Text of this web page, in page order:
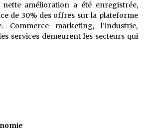
nette amélioration a été enregistrée,
de 30% des offres sur la plateforme
Commerce marketing, l’industrie,
services demeurent les secteurs qui